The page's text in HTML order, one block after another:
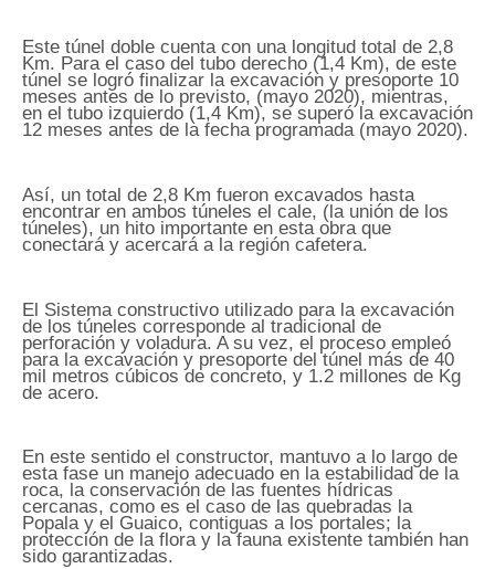
Este túnel doble cuenta con una longitud total de 2,8
Km. Para el caso del tubo derecho (1,4 Km), de este
túnel se logró finalizar la excavación y presoporte 10
meses antes de lo previsto, (mayo 2020), mientras,
en el tubo izquierdo (1,4 Km), se superó la excavación
12 meses antes de la fecha programada (mayo 2020).
Así, un total de 2,8 Km fueron excavados hasta
encontrar en ambos túneles el cale, (la unión de los
túneles), un hito importante en esta obra que
conectará y acercará a la región cafetera.
El Sistema constructivo utilizado para la excavación
de los túneles corresponde al tradicional de
perforación y voladura. A su vez, el proceso empleó
para la excavación y presoporte del túnel más de 40
mil metros cúbicos de concreto, y 1.2 millones de Kg
de acero.
En este sentido el constructor, mantuvo a lo largo de
esta fase un manejo adecuado en la estabilidad de la
roca, la conservación de las fuentes hídricas
cercanas, como es el caso de las quebradas la
Popala y el Guaico, contiguas a los portales; la
protección de la flora y la fauna existente también han
sido garantizadas.